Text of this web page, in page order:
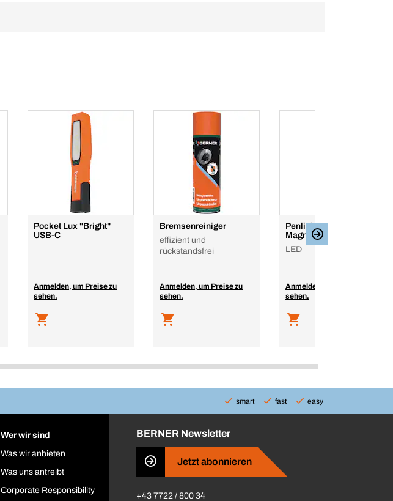
Pocket Lux "Bright"
USB-C
Anmelden, um Preise zu
sehen.
Bremsenreiniger
effizient und
rückstandsfrei
Anmelden, um Preise zu
sehen.
Penlight mit USB-C und
Magnet
LED
Anmelden, um Preise zu
sehen.
smart fast easy
Wer wir sind
Was wir anbieten
Was uns antreibt
Corporate Responsibility
BERNER Newsletter
Jetzt abonnieren
+43 7722 / 800 34